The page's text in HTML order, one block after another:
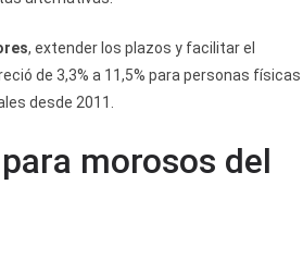
, extender los plazos y facilitar el
de 3,3% a 11,5% para personas físicas
desde 2011.
morosos del